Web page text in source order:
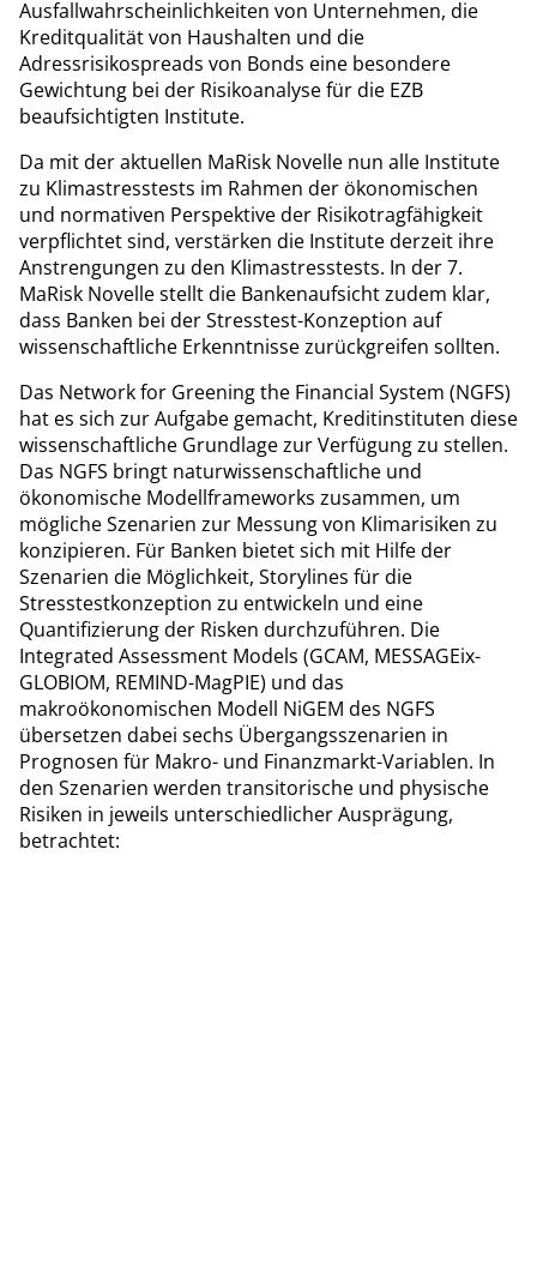
Ausfallwahrscheinlichkeiten von Unternehmen, die
Kreditqualität von Haushalten und die
Adressrisikospreads von Bonds eine besondere
Gewichtung bei der Risikoanalyse für die EZB
beaufsichtigten Institute.
Da mit der aktuellen MaRisk Novelle nun alle Institute
zu Klimastresstests im Rahmen der ökonomischen
und normativen Perspektive der Risikotragfähigkeit
verpflichtet sind, verstärken die Institute derzeit ihre
Anstrengungen zu den Klimastresstests. In der 7.
MaRisk Novelle stellt die Bankenaufsicht zudem klar,
dass Banken bei der Stresstest-Konzeption auf
wissenschaftliche Erkenntnisse zurückgreifen sollten.
Das Network for Greening the Financial System (NGFS)
hat es sich zur Aufgabe gemacht, Kreditinstituten diese
wissenschaftliche Grundlage zur Verfügung zu stellen.
Das NGFS bringt naturwissenschaftliche und
ökonomische Modellframeworks zusammen, um
mögliche Szenarien zur Messung von Klimarisiken zu
konzipieren. Für Banken bietet sich mit Hilfe der
Szenarien die Möglichkeit, Storylines für die
Stresstestkonzeption zu entwickeln und eine
Quantifizierung der Risken durchzuführen. Die
Integrated Assessment Models (GCAM, MESSAGEix-
GLOBIOM, REMIND-MagPIE) und das
makroökonomischen Modell NiGEM des NGFS
übersetzen dabei sechs Übergangsszenarien in
Prognosen für Makro- und Finanzmarkt-Variablen. In
den Szenarien werden transitorische und physische
Risiken in jeweils unterschiedlicher Ausprägung,
betrachtet: